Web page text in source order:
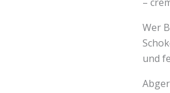
Wer
und